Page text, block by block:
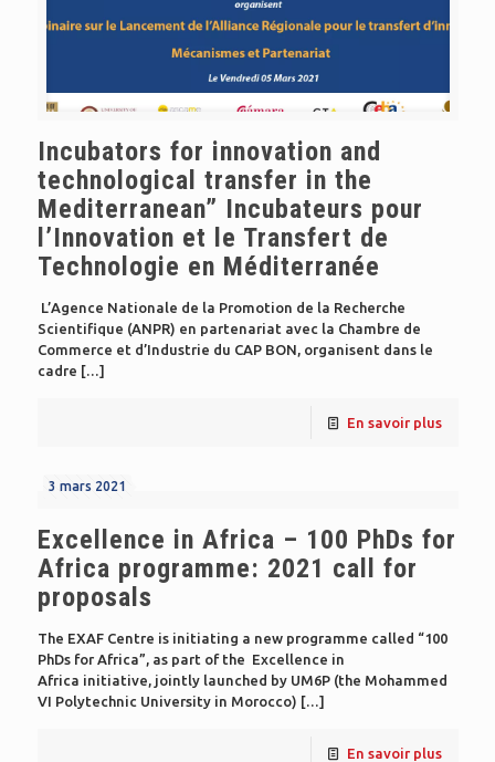
Incubators for innovation and
technological transfer in the
Mediterranean” Incubateurs pour
l’Innovation et le Transfert de
Technologie en Méditerranée
L’Agence Nationale de la Promotion de la Recherche
Scientifique (ANPR) en partenariat avec la Chambre de
Commerce et d’Industrie du CAP BON, organisent dans le
cadre […]
En savoir plus
3 mars 2021
Excellence in Africa – 100 PhDs for
Africa programme: 2021 call for
proposals
The EXAF Centre is initiating a new programme called “100
PhDs for Africa”, as part of the Excellence in
Africa initiative, jointly launched by UM6P (the Mohammed
VI Polytechnic University in Morocco) […]
En savoir plus